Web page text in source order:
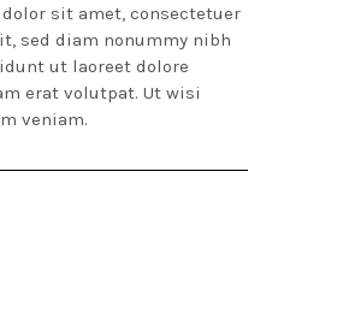
sit amet, consectetuer
sed diam nonummy nibh
ut laoreet dolore
erat volutpat. Ut wisi
veniam.